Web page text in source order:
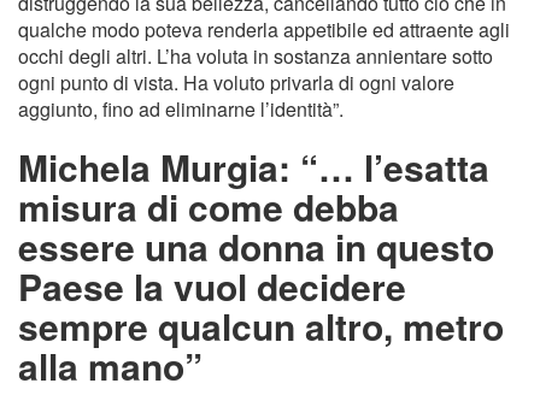
qualche modo poteva renderla appetibile ed attraente agli
occhi degli altri. L’ha voluta in sostanza annientare sotto
ogni punto di vista. Ha voluto privarla di ogni valore
aggiunto, fino ad eliminarne l’identità”.
Michela Murgia: “… l’esatta
misura di come debba
essere una donna in questo
Paese la vuol decidere
sempre qualcun altro, metro
alla mano”